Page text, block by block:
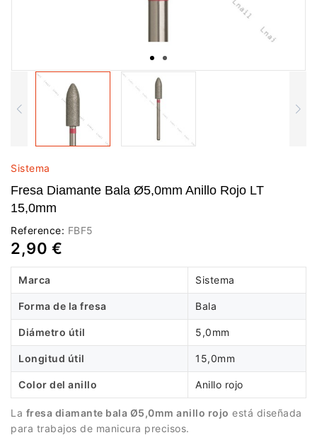
Sistema
Fresa Diamante Bala Ø5,0mm Anillo Rojo LT
15,0mm
Reference: FBF5
2,90 €
Marca Sistema
Forma de la fresa Bala
Diámetro útil 5,0mm
Longitud útil 15,0mm
Color del anillo Anillo rojo
La fresa diamante bala Ø5,0mm anillo rojo está diseñada
para trabajos de manicura precisos.